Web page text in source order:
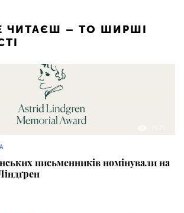
ЧИТАЄШ – ТО ШИРШІ
письменників номінували на